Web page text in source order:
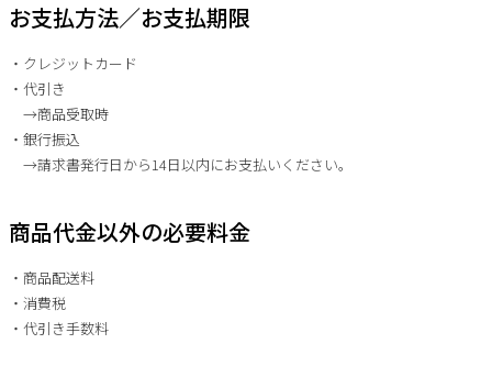
お支払方法／お支払期限
・クレジットカード
・代引き
→商品受取時
・銀行振込
→請求書発行日から14日以内にお支払いください。
商品代金以外の必要料金
・商品配送料
・消費税
・代引き手数料